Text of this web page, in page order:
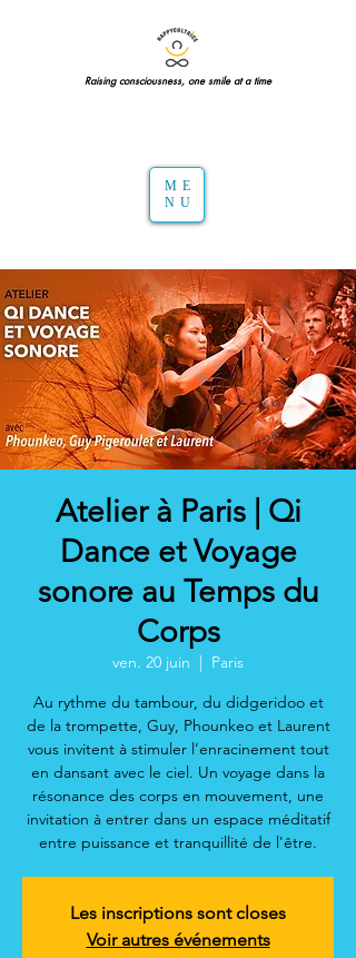
Raising consciousness, one smile at a time
ME
NU
Atelier à Paris | Qi
Dance et Voyage
sonore au Temps du
Corps
ven. 20 juin
  |
Paris
Au rythme du tambour, du didgeridoo et
de la trompette, Guy, Phounkeo et Laurent
vous invitent à stimuler l’enracinement tout
en dansant avec le ciel. Un voyage dans la
résonance des corps en mouvement, une
invitation à entrer dans un espace méditatif
entre puissance et tranquillité de l'être.
Les inscriptions sont closes
Voir autres événements